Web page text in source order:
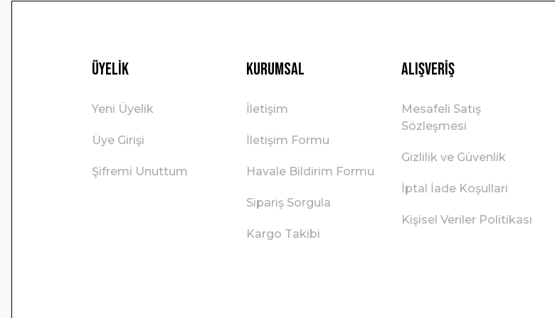
Üyelik
Yeni Üyelik
Üye Girişi
Şifremi Unuttum
Kurumsal
İletişim
İletişim Formu
Havale Bildirim Formu
Sipariş Sorgula
Kargo Takibi
Alışveriş
Mesafeli Satış
Sözleşmesi
Gizlilik ve Güvenlik
İptal İade Koşullari
Kişisel Veriler Politikası